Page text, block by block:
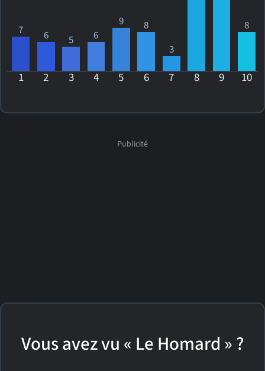
7 6 5 6
9
8
3
8
1 2 3 4 5 6 7 8 9 10
Vous avez vu « Le Homard » ?